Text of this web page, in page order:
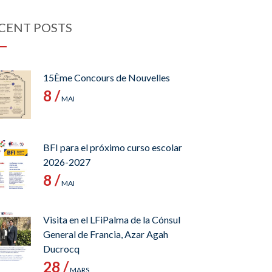
POSTS
15Ème Concours de Nouvelles
8 /MAI
BFI para el próximo curso escolar
2026-2027
8 /MAI
Visita en el LFiPalma de la Cónsul
General de Francia, Azar Agah
Ducrocq
28 /MARS